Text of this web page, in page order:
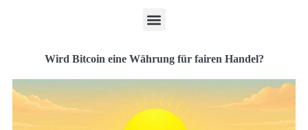
Wird Bitcoin eine Währung für fairen Handel?